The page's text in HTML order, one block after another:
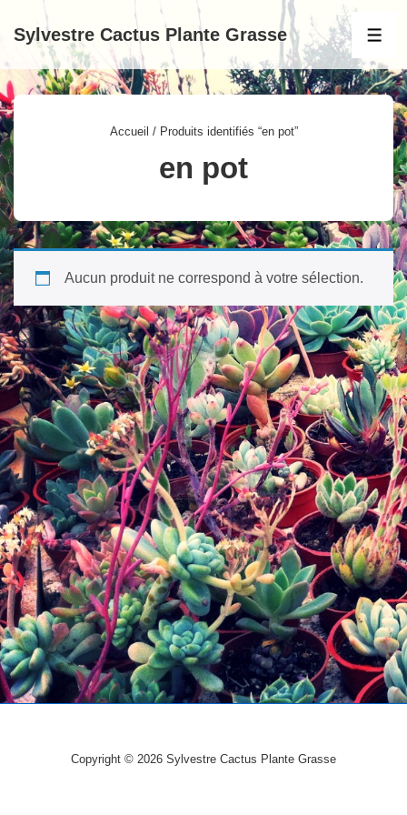
passer
au
contenu
principal
Sylvestre Cactus Plante Grasse
Accueil / Produits identifiés “en pot”
en pot
Aucun produit ne correspond à votre sélection.
Copyright © 2026 Sylvestre Cactus Plante Grasse